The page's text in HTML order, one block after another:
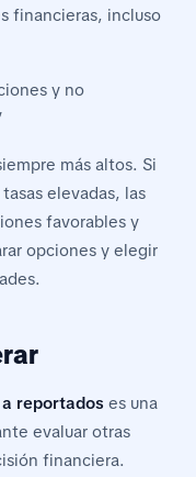
financieras, incluso
y no
más altos. Si
elevadas, las
favorables y
opciones y elegir
reportados es una
evaluar otras
financiera.